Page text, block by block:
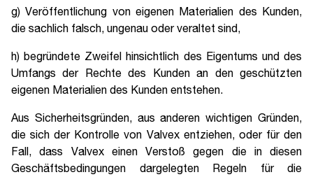
g) Veröffentlichung von eigenen Materialien des Kunden,
die sachlich falsch, ungenau oder veraltet sind,
h) begründete Zweifel hinsichtlich des Eigentums und des
Umfangs der Rechte des Kunden an den geschützten
eigenen Materialien des Kunden entstehen.
Aus Sicherheitsgründen, aus anderen wichtigen Gründen,
die sich der Kontrolle von Valvex entziehen, oder für den
Fall, dass Valvex einen Verstoß gegen die in diesen
Geschäftsbedingungen dargelegten Regeln für die